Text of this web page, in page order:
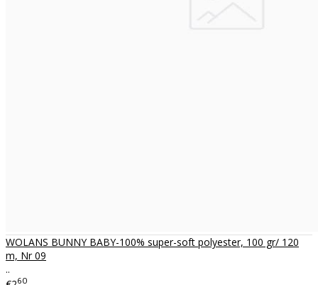
WOLANS BUNNY BABY-100% super-soft polyester, 100 gr/ 120
m, Nr 09
..
60